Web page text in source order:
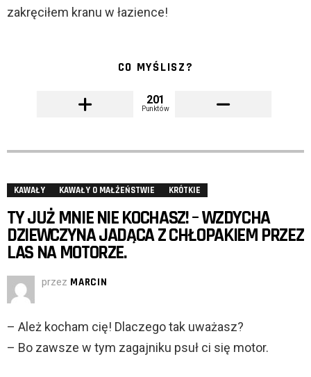
zakręciłem kranu w łazience!
CO MYŚLISZ?
201
Punktów
KAWAŁY KAWAŁY O MAŁŻEŃSTWIE KRÓTKIE
TY JUŻ MNIE NIE KOCHASZ! – WZDYCHA
DZIEWCZYNA JADĄCA Z CHŁOPAKIEM PRZEZ
LAS NA MOTORZE.
przez MARCIN
– Ależ kocham cię! Dlaczego tak uważasz?
– Bo zawsze w tym zagajniku psuł ci się motor.